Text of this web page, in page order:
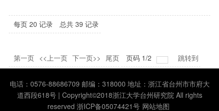
每页 20 记录 总共 39 记录
第一页 <<上一页 下一页>> 尾页 页码 1/2 跳转到
电话：0576-88686709 邮编：318000 地址：浙江省台州市市府大
道西段618号 | Copyright©2018浙江大学台州研究院 All rights
reserved 浙ICP备05074421号 网站地图